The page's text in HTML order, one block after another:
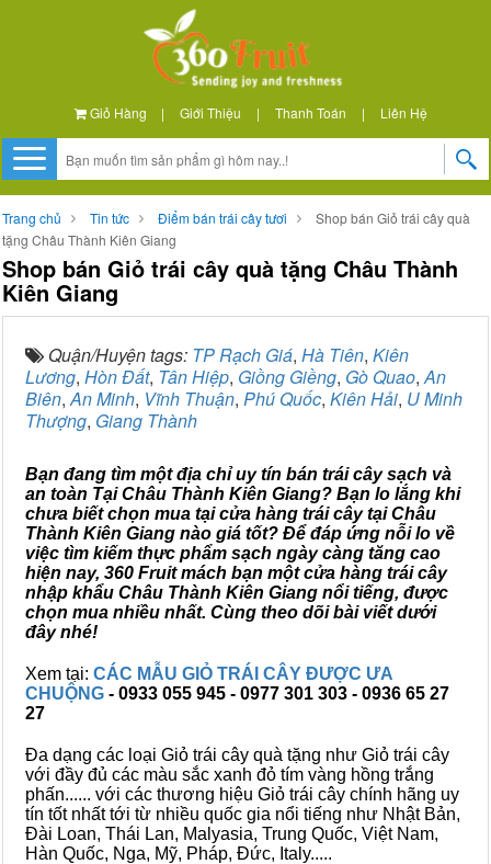
Giỏ Hàng | Giới Thiệu | Thanh Toán | Liên Hệ
Trang chủ Tin tức Điểm bán trái cây tươi
Shop bán Giỏ trái cây quà
tặng Châu Thành Kiên Giang
Shop bán Giỏ trái cây quà tặng Châu Thành
Kiên Giang
Quận/Huyện tags: TP Rạch Giá, Hà Tiên, Kiên
Lương, Hòn Đất, Tân Hiệp, Giồng Giềng, Gò Quao,An
Biên,An Minh, Vĩnh Thuận, Phú Quốc, Kiên Hải, U Minh
Thượng, Giang Thành
Bạn đang tìm một địa chỉ uy tín bán trái cây sạch và
an toàn Tại Châu Thành Kiên Giang? Bạn lo lắng khi
chưa biết chọn mua tại cửa hàng trái cây tại Châu
Thành Kiên Giang nào giá tốt? Để đáp ứng nỗi lo về
việc tìm kiếm thực phẩm sạch ngày càng tăng cao
hiện nay, 360 Fruit mách bạn một cửa hàng trái cây
nhập khẩu Châu Thành Kiên Giang nổi tiếng, được
chọn mua nhiều nhất. Cùng theo dõi bài viết dưới
đây nhé!
Xem tại: CÁC MẪU GIỎ TRÁI CÂY ĐƯỢC ƯA
CHUỘNG - 0933 055 945 - 0977 301 303 - 0936 65 27
27
Đa dạng các loại Giỏ trái cây quà tặng như Giỏ trái cây
với đầy đủ các màu sắc xanh đỏ tím vàng hồng trắng
phấn...... với các thương hiệu Giỏ trái cây chính hãng uy
tín tốt nhất tới từ nhiều quốc gia nổi tiếng như Nhật Bản,
Đài Loan, Thái Lan, Malyasia, Trung Quốc, Việt Nam,
Hàn Quốc, Nga, Mỹ, Pháp, Đức, Italy.....